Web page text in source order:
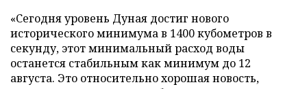
«Сегодня уровень Дуная достиг нового
исторического минимума в 1400 кубометров в
секунду, этот минимальный расход воды
останется стабильным как минимум до 12
августа. Это относительно хорошая новость,